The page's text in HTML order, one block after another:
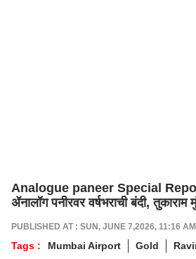
Analogue paneer Special Report
ॲनालॉग पनीरवर वर्षभराची बंदी, तुकाराम
PUBLISHED AT : SUN, JUNE 7,2026, 11:16
Tags : Mumbai Airport Gold